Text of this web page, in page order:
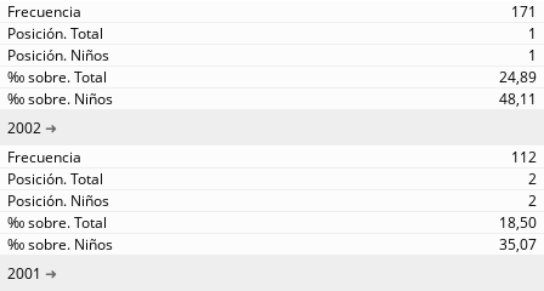
171
1
1
24,89
48,11
2002
112
2
2
18,50
35,07
2001